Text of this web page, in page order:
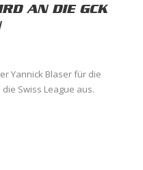
AN DIE GCK
Yannick Blaser für die
die Swiss League aus.